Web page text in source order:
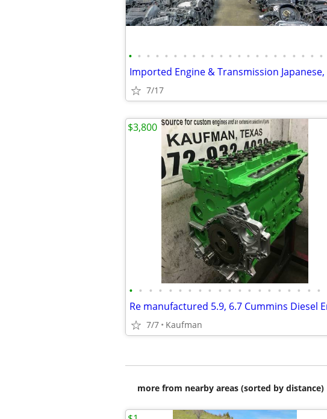
• • • • • • • • • • • • • • • • • • • • • •
7/17
• • • • • • • • • • • • • • • • • • • •
7/7 Kaufman
$3,800
more from nearby areas (sorted by distance)